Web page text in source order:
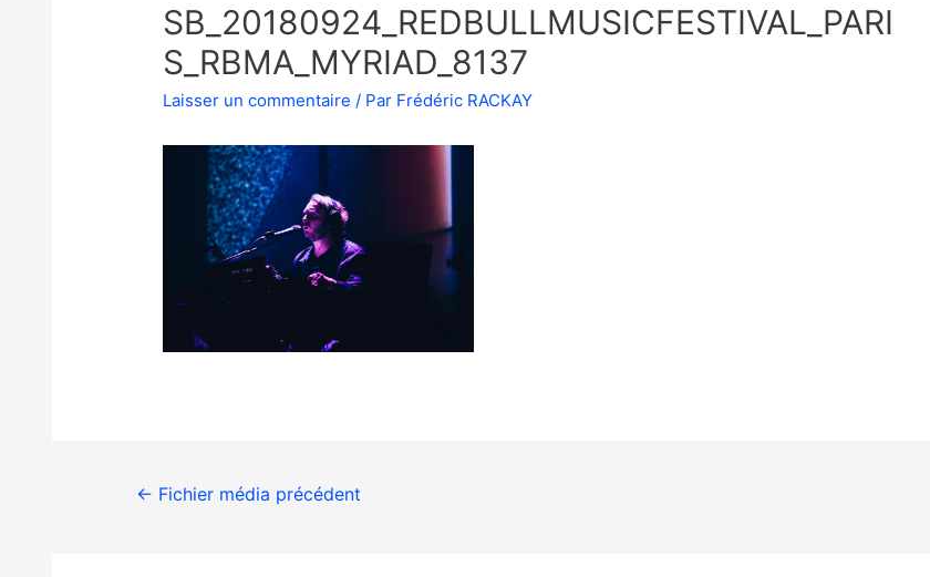
SB_20180924_REDBULLMUSICFESTIVAL_PARI
S_RBMA_MYRIAD_8137
Laisser un commentaire / Par Frédéric RACKAY
← Fichier média précédent